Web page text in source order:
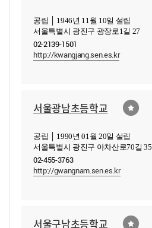
공립 │ 1946년 11월 10일 설립
서울특별시 광진구 광장로1길 27
02-2139-1501
http://kwangjang.sen.es.kr
서울광남초등학교
공립 │ 1990년 01월 20일 설립
서울특별시 광진구 아차산로70길 35
02-455-3763
http://gwangnam.sen.es.kr
서울구남초등학교